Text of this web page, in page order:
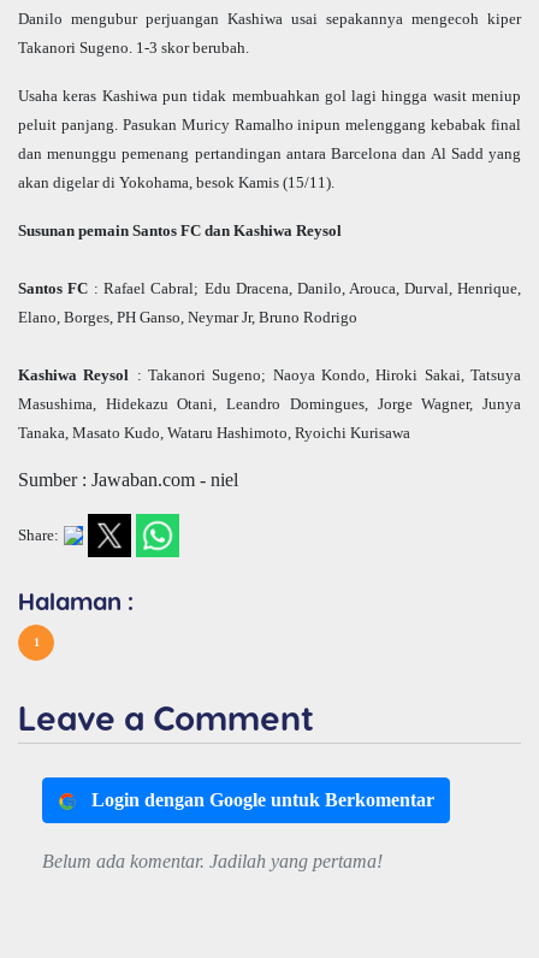
Danilo mengubur perjuangan Kashiwa usai sepakannya mengecoh kiper
Takanori Sugeno. 1-3 skor berubah.
Usaha keras Kashiwa pun tidak membuahkan gol lagi hingga wasit meniup
peluit panjang. Pasukan Muricy Ramalho inipun melenggang kebabak final
dan menunggu pemenang pertandingan antara Barcelona dan Al Sadd yang
akan digelar di Yokohama, besok Kamis (15/11).
Susunan pemain Santos FC dan Kashiwa Reysol
Santos FC : Rafael Cabral; Edu Dracena, Danilo, Arouca, Durval, Henrique,
Elano, Borges, PH Ganso, Neymar Jr, Bruno Rodrigo
Kashiwa Reysol : Takanori Sugeno; Naoya Kondo, Hiroki Sakai, Tatsuya
Masushima, Hidekazu Otani, Leandro Domingues, Jorge Wagner, Junya
Tanaka, Masato Kudo, Wataru Hashimoto, Ryoichi Kurisawa
Sumber : Jawaban.com - niel
Share:
Halaman :
1
Leave a Comment
Login dengan Google untuk Berkomentar
Belum ada komentar. Jadilah yang pertama!